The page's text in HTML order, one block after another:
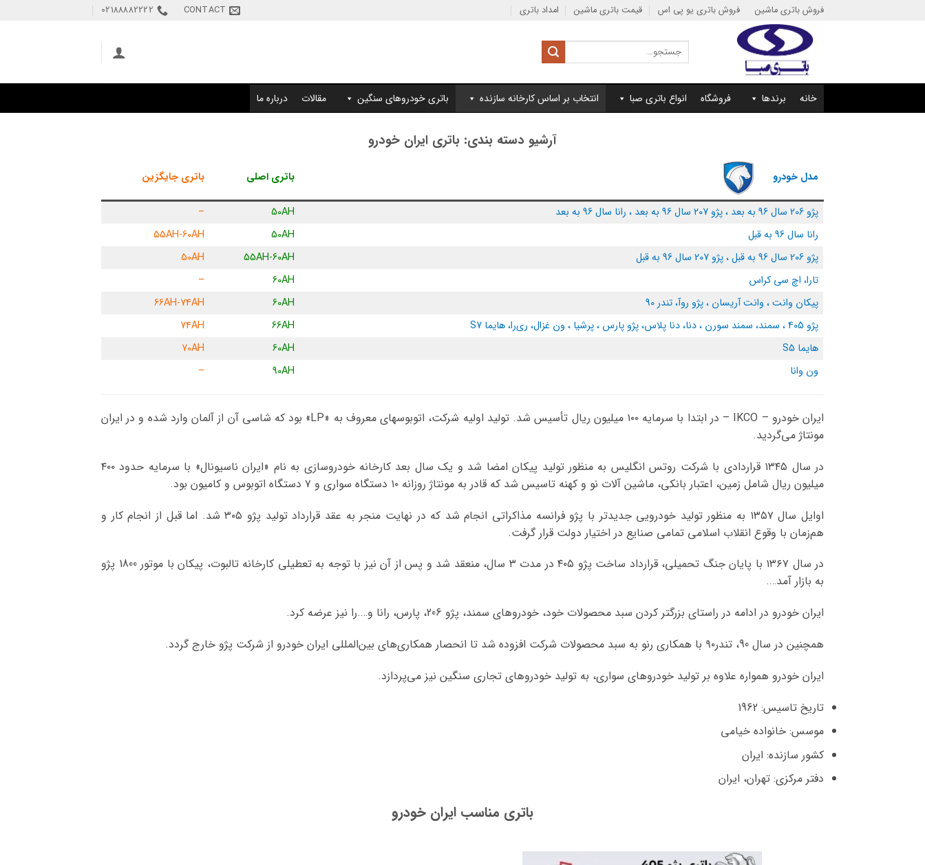
فروش باتری ماشین فروش باتری یو پی اس قیمت باتری ماشین امداد باتری CONTACT
02188882222
جستجو
برای:
خانه برندها فروشگاه انواع باتری صبا انتخاب بر اساس کارخانه سازنده باتری خودروهای سنگین مقالات درباره ما
آرشیو دسته بندی: باتری ایران خودرو
مدل خودرو باتری اصلی باتری جایگزین
پژو 206 سال 96 به بعد ، پژو 207 سال 96 به بعد ، رانا سال 96 به بعد 50AH
–
رانا سال 96 به قبل
50AH
55AH-60AH
پژو 206 سال 96 به قبل ، پژو 207 سال 96 به قبل
55AH-60AH
50AH
تارا، اچ سی کراس
60AH
–
پیکان وانت ، وانت آریسان ، پژو روآ، تندر 90
60AH
66AH-74AH
پژو 405 ، سمند، سمند سورن ، دنا، دنا پلاس، پژو پارس ، پرشیا ، ون غزال، ری‌را، هایما S7
66AH
74AH
هایما S5
60AH
70AH
ون وانا
90AH
–
ایران خودرو – IKCO – در ابتدا با سرمایه ۱۰۰ میلیون ریال تأسیس شد. تولید اولیه شرکت، اتوبوسهای معروف به «LP» بود که شاسی آن از آلمان وارد شده و در ایران
مونتاژ می‌گردید.
در سال ۱۳۴۵ قراردادی با شرکت روتس انگلیس به منظور تولید پیکان امضا شد و یک سال بعد کارخانه خودروسازی به نام «ایران ناسیونال» با سرمایه حدود ۴۰۰
میلیون ریال شامل زمین، اعتبار بانکی، ماشین آلات نو و کهنه تاسیس شد که قادر به مونتاژ روزانه ۱۰ دستگاه سواری و ۷ دستگاه اتوبوس و کامیون بود.
اوایل سال ۱۳۵۷ به منظور تولید خودرویی جدیدتر با پژو فرانسه مذاکراتی انجام شد که در نهایت منجر به عقد قرارداد تولید پژو ۳۰۵ شد. اما قبل از انجام کار و
هم‌زمان با وقوع انقلاب اسلامی تمامی صنایع در اختیار دولت قرار گرفت.
در سال ۱۳۶۷ با پایان جنگ تحمیلی، قرارداد ساخت پژو ۴۰۵ در مدت ۳ سال، منعقد شد و پس از آن نیز با توجه به تعطیلی کارخانه تالبوت، پیکان با موتور 1800 پژو
به بازار آمد….
ایران خودرو در ادامه در راستای بزرگتر کردن سبد محصولات خود، خودروهای سمند، پژو 206، پارس، رانا و….را نیز عرضه کرد.
همچنین در سال 90، تندر۹۰ با همکاری رنو به سبد محصولات شرکت افزوده شد تا انحصار همکاری‌های بین‌المللی ایران خودرو از شرکت پژو خارج گردد.
ایران خودرو همواره علاوه بر تولید خودروهای سواری، به تولید خودروهای تجاری سنگین نیز می‌پردازد.
تاریخ تاسیس: 1962
موسس: خانواده خیامی
کشور سازنده: ایران
دفتر مرکزی: تهران، ایران
باتری مناسب ایران خودرو